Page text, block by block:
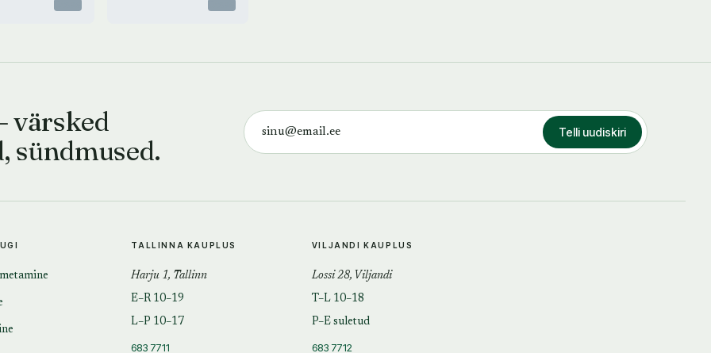
värsked
sündmused.
Telli uudiskiri
TALLINNA KAUPLUS
Harju 1, Tallinn
E–R 10–19
L–P 10–17
683 7711
VILJANDI KAUPLUS
Lossi 28, Viljandi
T–L 10–18
P–E suletud
683 7712